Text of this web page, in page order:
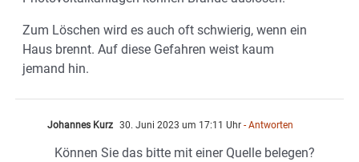
Zum Löschen wird es auch oft schwierig, wenn ein
Haus brennt. Auf diese Gefahren weist kaum
jemand hin.
Johannes Kurz 30. Juni 2023 um 17:11 Uhr - Antworten
Können Sie das bitte mit einer Quelle belegen?